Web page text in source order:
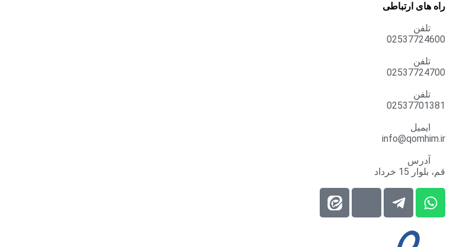
راه های ارتباطی
تلفن
02537724600
تلفن
02537724700
تلفن
02537701381
ایمیل
info@qomhim.ir
آدرس
قم، بلوار 15 خرداد